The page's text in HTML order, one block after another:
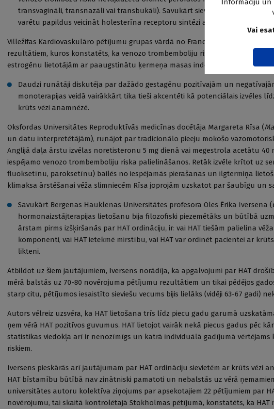
transvagināli, transnazāli vai transbukāli). Savukārt sievietēm ar
varētu papildus veicināt holesterīna receptoru sintēzi aknās.
Villežifas Kardiovaskulāro pētījumu grupas vārdā no Francijas uzstājās
rezultātiem, kuros konstatēts, ka venozo trombemboliju risks pārliecinoši
estrogēnu lietotājām ar paaugstinātu ķermeņa masas indeksu šis risks bija
Daudzi runātāji diskutēja par dažādo gestagēnu pozitīvajām un
monoterapijas veidā vairākkārt tika tieši akcentēti kā potenciālais izvēles
krūts vēzi anamnēzē.
Oksfordas Universitātes Reproduktīvās medicīnas docētāja Margareta Rīsa (
un datu interpretētājām), runājot par tradicionālo pieeju mokošo
Anglijā daļa ārstu izvēlas noretisteronu 5 mg dienā vai megestrola acetātu
iespējamo venozo trombemboliju riska palielināšanos. Retāk izvēle krītot uz
fluoksetīnu, paroksetīnu) bailēs no iespējamās pierašanas un ilgtermiņa
klimaksa ārstēšanai vēža slimniecēm Rīsa joprojām uzskatot par šaubīgu un
Savukārt Bergenas Hauklenas Universitātes profesora Oles Ērika Iversena (
hormonaizstājterapijas lietošanu bija filozofiski piezemētāks un būtībā
ārstam pirms izšķiršanās par HAT ordināciju, ir: vai HAT tiešām palielina
komponenti, vai HAT ietekmē mirstību, vai HAT var ordinēt pacientei ar
likteni.
Atbildot uz šiem jautājumiem, Iversens norādīja, ka apgalvojumi par HAT
mērā balstās uz 70-80 novērojuma pētījumu rezultātiem un tikai pēdējos
starp citu, pētījumos iesaistīto sieviešu vecums bijis lielāks (vidēji 63-67 gadi)
Autors vēlreiz uzsvēra, ka HAT lietošana trīs līdz piecu gadu garumā
ņem vērā HAT pozitīvos guvumus. HAT lietojot vairāk nekā piecus gadus pēc
statistikas viedokļa arī ir nenozīmīgs un katrā individuālā gadījumā
riskiem.
Iversens pieskārās arī jautājumam par HAT ordināciju sievietēm ar krūts vēzi
HAT bīstamību būtībā nav zinātniski pamatoti un nebal­stās uz vērā
universitātes autoru kolektīva ziņojums par apsekotajiem 22 pētījumiem par
novērojumu, tai skaitā kontrolētajā Stokholmas pētījumā, konstatēts, ka HAT
Informāciju un
Vai